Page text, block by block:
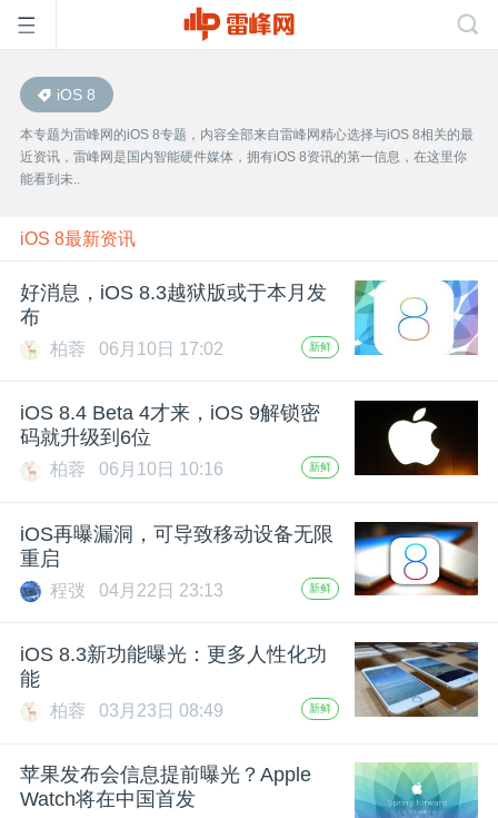
首
页
雷
峰
公
动
中
iOS 8
本专题为雷峰网的iOS 8专题，内容全部来自雷峰网精心选择与iOS 8相关的最
近资讯，雷峰网是国内智能硬件媒体，拥有iOS 8资讯的第一信息，在这里你
能看到未..
iOS 8最新资讯
好消息，iOS 8.3越狱版或于本月发
布
柏蓉 06月10日 17:02 新鲜
iOS 8.4 Beta 4才来，iOS 9解锁密
码就升级到6位
柏蓉 06月10日 10:16 新鲜
iOS再曝漏洞，可导致移动设备无限
重启
程弢 04月22日 23:13 新鲜
iOS 8.3新功能曝光：更多人性化功
能
柏蓉 03月23日 08:49 新鲜
苹果发布会信息提前曝光？Apple
Watch将在中国首发